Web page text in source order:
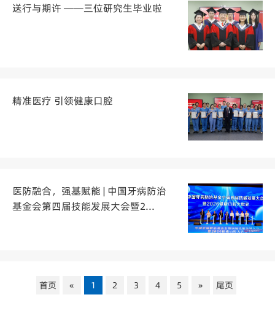
送行与期许 ——三位研究生毕业啦
精准医疗 引领健康口腔
医防融合，强基赋能 | 中国牙病防治
基金会第四届技能发展大会暨2...
首页 « 1 2 3 4 5 » 尾页